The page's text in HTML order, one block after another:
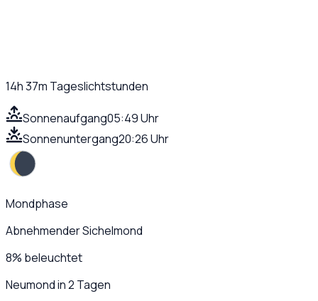
14h 37m Tageslichtstunden
Sonnenaufgang05:49 Uhr
Sonnenuntergang20:26 Uhr
Mondphase
Abnehmender Sichelmond
8% beleuchtet
Neumond in 2 Tagen